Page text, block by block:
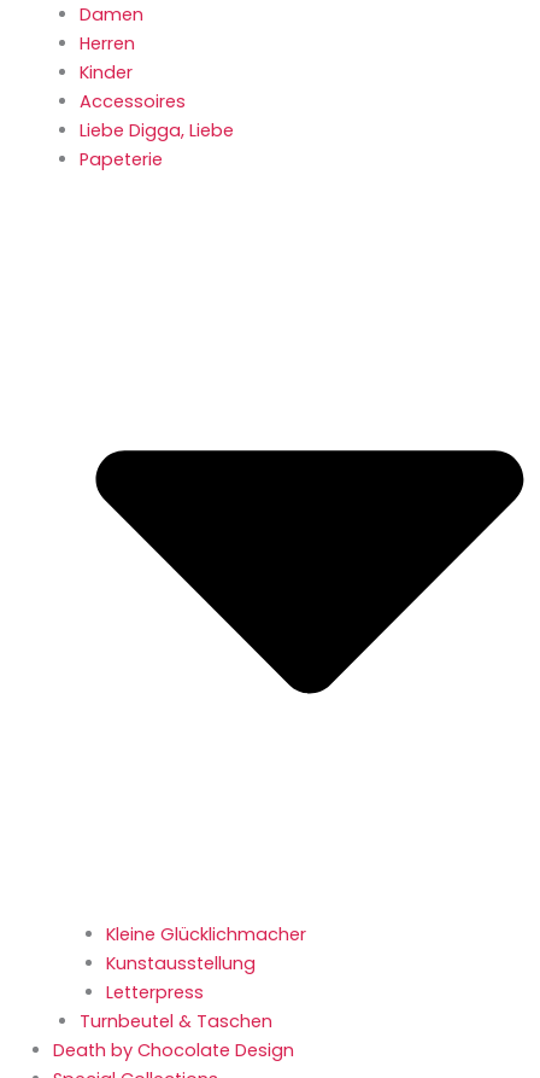
Damen
Herren
Kinder
Accessoires
Liebe Digga, Liebe
Papeterie
Kleine Glücklichmacher
Kunstausstellung
Letterpress
Turnbeutel & Taschen
Death by Chocolate Design